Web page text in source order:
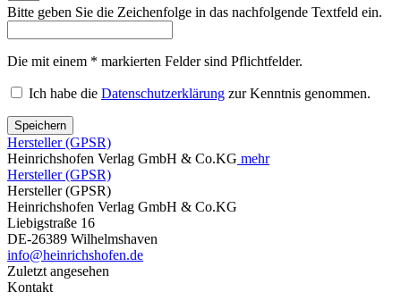
Bitte geben Sie die Zeichenfolge in das nachfolgende Textfeld ein.
Die mit einem * markierten Felder sind Pflichtfelder.
Ich habe die Datenschutzerklärung zur Kenntnis genommen.
Speichern
Hersteller (GPSR)
Heinrichshofen Verlag GmbH & Co.KG mehr
Hersteller (GPSR)
Hersteller (GPSR)
Heinrichshofen Verlag GmbH & Co.KG
Liebigstraße 16
DE-26389 Wilhelmshaven
info@heinrichshofen.de
Zuletzt angesehen
Kontakt